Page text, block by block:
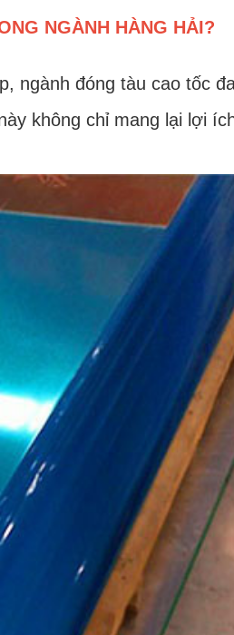
NGÀNH HÀNG HẢI?
ngành đóng tàu cao tốc
không chỉ mang lại lợi